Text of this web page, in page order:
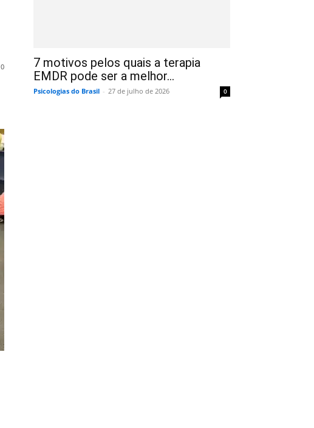
0
7 motivos pelos quais a terapia
EMDR pode ser a melhor...
Psicologias do Brasil - 27 de julho de 2026 0